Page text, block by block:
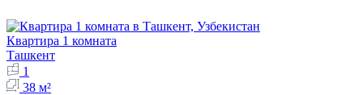
Квартира 1 комната
Ташкент
1
38 м²